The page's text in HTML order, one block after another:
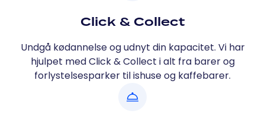
Click & Collect
Undgå kødannelse og udnyt din kapacitet. Vi har
hjulpet med Click & Collect i alt fra barer og
forlystelsesparker til ishuse og kaffebarer.